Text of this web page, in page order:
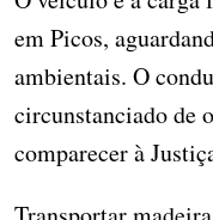
em Picos,
ambientais. O
circunstanciado de
comparecer à